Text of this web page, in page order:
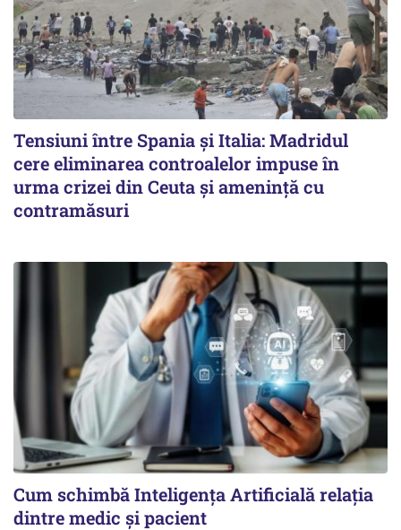
Tensiuni între Spania și Italia: Madridul
cere eliminarea controalelor impuse în
urma crizei din Ceuta și amenință cu
contramăsuri
Cum schimbă Inteligența Artificială relația
dintre medic și pacient